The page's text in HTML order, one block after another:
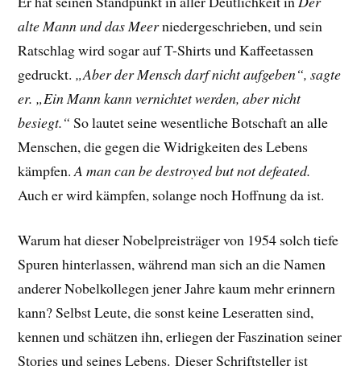
alte Mann und das Meerniedergeschrieben, und sein
Ratschlag wird sogar auf T-Shirts und Kaffeetassen
gedruckt. „Aber der Mensch darf nicht aufgeben“, sagte
er. „Ein Mann kann vernichtet werden, aber nicht
besiegt.“So lautet seine wesentliche Botschaft an alle
Menschen, die gegen die Widrigkeiten des Lebens
kämpfen. A man can be destroyed but not defeated.
Auch er wird kämpfen, solange noch Hoffnung da ist.
Warum hat dieser Nobelpreisträger von 1954 solch tiefe
Spuren hinterlassen, während man sich an die Namen
anderer Nobelkollegen jener Jahre kaum mehr erinnern
kann? Selbst Leute, die sonst keine Leseratten sind,
kennen und schätzen ihn, erliegen der Faszination seiner
Stories und seines Lebens. Dieser Schriftsteller ist